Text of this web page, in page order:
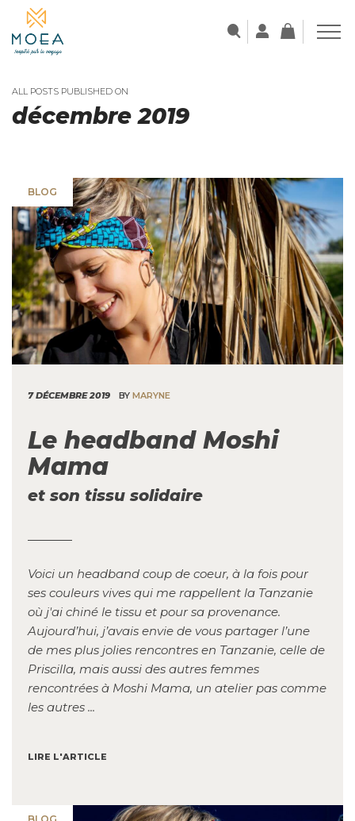
ALL POSTS PUBLISHED ON
décembre 2019
BLOG
7 DÉCEMBRE 2019 BY MARYNE
Le headband Moshi
Mama
et son tissu solidaire
Voici un headband coup de coeur, à la fois pour
ses couleurs vives qui me rappellent la Tanzanie
où j'ai chiné le tissu et pour sa provenance.
Aujourd’hui, j’avais envie de vous partager l’une
de mes plus jolies rencontres en Tanzanie, celle de
Priscilla, mais aussi des autres femmes
rencontrées à Moshi Mama, un atelier pas comme
les autres ...
LIRE L'ARTICLE